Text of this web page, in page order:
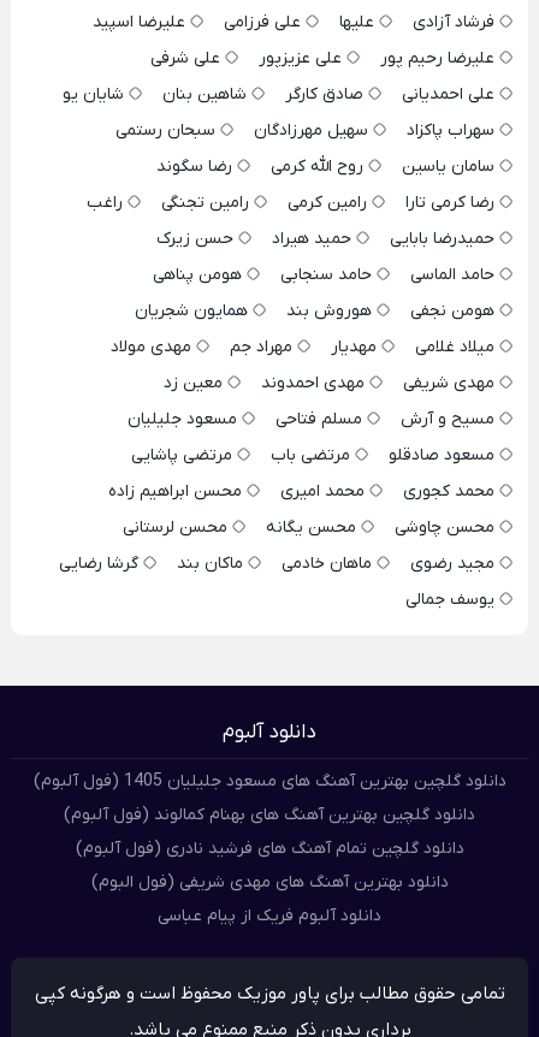
فرشاد آزادی
علیها علی فرزامی
علیرضا اسپید
علیرضا رحیم پور
علی عزیزپور
علی شرفی
علی احمدیانی
صادق کارگر شاهین بنان
شایان یو
سهراب پاکزاد
سهیل مهرزادگان
سبحان رستمی
سامان یاسین
روح الله کرمی
رضا سگوند
رضا کرمی تارا
رامین کرمی رامین تجنگی
راغب
حمیدرضا بابایی
حمید هیراد
حسن زیرک
حامد الماسی
حامد سنجابی
هومن پناهی
هومن نجفی
هوروش بند
همایون شجریان
میلاد غلامی
مهدیار مهراد جم
مهدی مولاد
مهدی شریفی
مهدی احمدوند
معین زد
مسیح و آرش
مسلم فتاحی
مسعود جلیلیان
مسعود صادقلو
مرتضی باب
مرتضی پاشایی
محمد کجوری
محمد امیری
محسن ابراهیم زاده
محسن چاوشی
محسن یگانه
محسن لرستانی
مجید رضوی
ماهان خادمی ماکان بند
گرشا رضایی
یوسف جمالی
دانلود آلبوم
دانلود گلچین بهترین آهنگ های مسعود جلیلیان 1405 (فول آلبوم)
دانلود گلچین بهترین آهنگ های بهنام کمالوند (فول آلبوم)
دانلود گلچین تمام آهنگ های فرشید نادری (فول آلبوم)
دانلود بهترین آهنگ های مهدی شریفی (فول البوم)
دانلود آلبوم فریک از پیام عباسی
تمامی حقوق مطالب برای پاور موزیک محفوظ است و هرگونه کپی
برداری بدون ذکر منبع ممنوع می باشد.